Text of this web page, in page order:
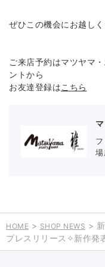
ぜひこの機会にお越し
ご来店予約はマツヤマ
ントから
お友達登録はこちら
HOME > SHOP NEWS >
プレスリリース✧新作発